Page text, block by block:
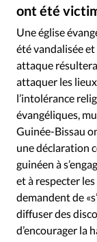
ont été
Une église
été vandalisée
attaque
attaquer les
l’intolérance
évangéliques,
Guinée-Bissau
une déclaration
guinéen à
et à respecter
demandent de
diffuser des
d’encourager la